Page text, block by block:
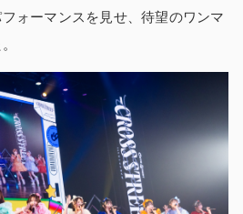
ォーマンスを見せ、待望のワンマ